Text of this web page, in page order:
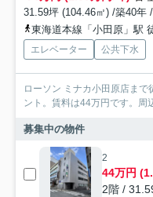
31.59坪 (104.46㎡) /築40年
東海道本線「小田原」駅
エレベーター 公共下水
ローソン ミナカ小田原店ま
ント。賃料は44万円です。周
募集中の物件
2
44万円
2階 /